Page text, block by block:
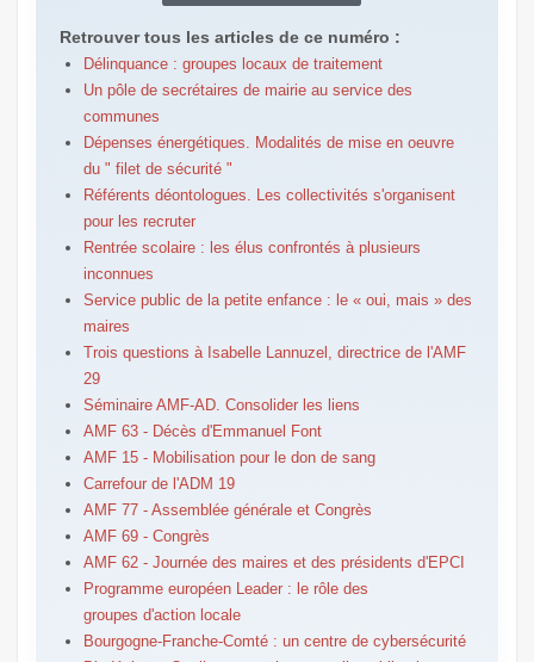
Retrouver tous les articles de ce numéro :
Délinquance : groupes locaux de traitement
Un pôle de secrétaires de mairie au service des
communes
Dépenses énergétiques. Modalités de mise en oeuvre
du " filet de sécurité "
Référents déontologues. Les collectivités s'organisent
pour les recruter
Rentrée scolaire : les élus confrontés à plusieurs
inconnues
Service public de la petite enfance : le « oui, mais » des
maires
Trois questions à Isabelle Lannuzel, directrice de l'AMF
29
Séminaire AMF-AD. Consolider les liens
AMF 63 - Décès d'Emmanuel Font
AMF 15 - Mobilisation pour le don de sang
Carrefour de l'ADM 19
AMF 77 - Assemblée générale et Congrès
AMF 69 - Congrès
AMF 62 - Journée des maires et des présidents d'EPCI
Programme européen Leader : le rôle des
groupes d'action locale
Bourgogne-Franche-Comté : un centre de cybersécurité